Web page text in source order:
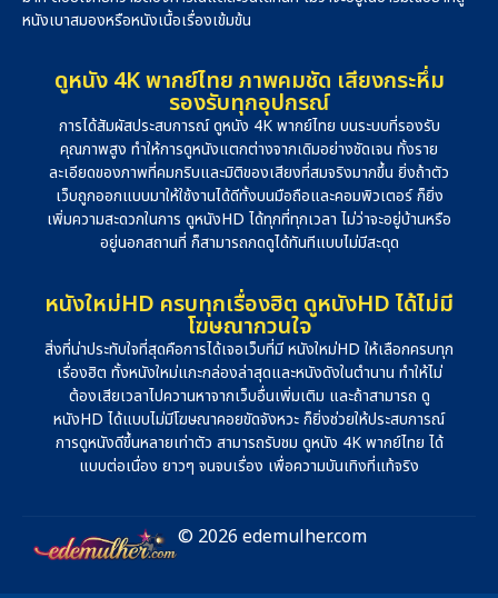
หนังเบาสมองหรือหนังเนื้อเรื่องเข้มข้น
ดูหนัง 4K พากย์ไทย ภาพคมชัด เสียงกระหึ่ม
รองรับทุกอุปกรณ์
การได้สัมผัสประสบการณ์ ดูหนัง 4K พากย์ไทย บนระบบที่รองรับ
คุณภาพสูง ทำให้การดูหนังแตกต่างจากเดิมอย่างชัดเจน ทั้งราย
ละเอียดของภาพที่คมกริบและมิติของเสียงที่สมจริงมากขึ้น ยิ่งถ้าตัว
เว็บถูกออกแบบมาให้ใช้งานได้ดีทั้งบนมือถือและคอมพิวเตอร์ ก็ยิ่ง
เพิ่มความสะดวกในการ ดูหนังHD ได้ทุกที่ทุกเวลา ไม่ว่าจะอยู่บ้านหรือ
อยู่นอกสถานที่ ก็สามารถกดดูได้ทันทีแบบไม่มีสะดุด
หนังใหม่HD ครบทุกเรื่องฮิต ดูหนังHD ได้ไม่มี
โฆษณากวนใจ
สิ่งที่น่าประทับใจที่สุดคือการได้เจอเว็บที่มี หนังใหม่HD ให้เลือกครบทุก
เรื่องฮิต ทั้งหนังใหม่แกะกล่องล่าสุดและหนังดังในตำนาน ทำให้ไม่
ต้องเสียเวลาไปควานหาจากเว็บอื่นเพิ่มเติม และถ้าสามารถ ดู
หนังHD ได้แบบไม่มีโฆษณาคอยขัดจังหวะ ก็ยิ่งช่วยให้ประสบการณ์
การดูหนังดีขึ้นหลายเท่าตัว สามารถรับชม ดูหนัง 4K พากย์ไทย ได้
แบบต่อเนื่อง ยาวๆ จนจบเรื่อง เพื่อความบันเทิงที่แท้จริง
© 2026 edemulher.com